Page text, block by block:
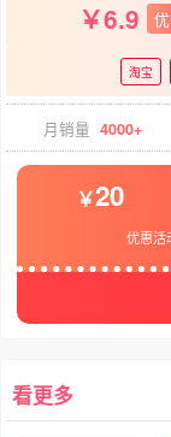
6.9
淘宝
月销量 4000+
20
优惠活
看更多